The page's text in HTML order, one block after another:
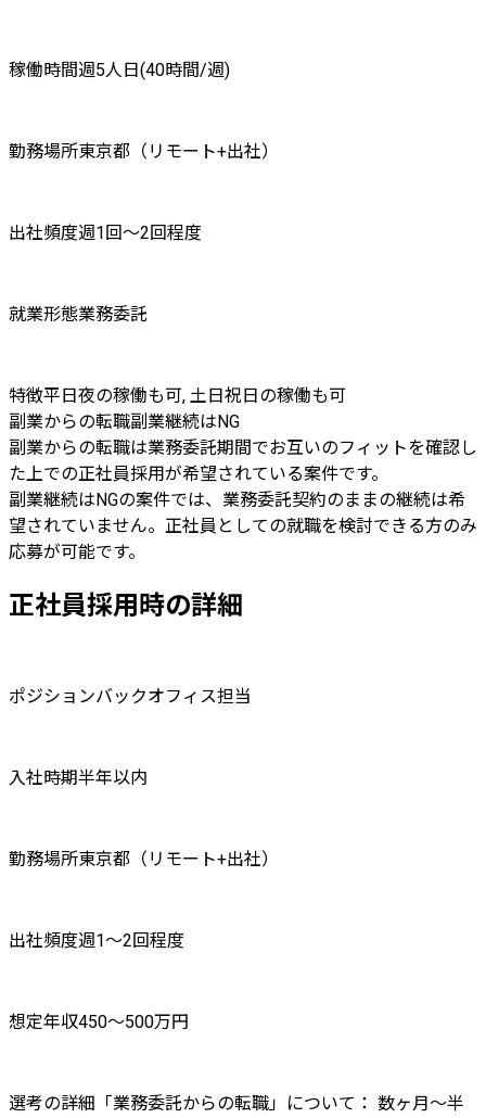
稼働時間週5人日(40時間/週)
勤務場所東京都（リモート+出社）
出社頻度週1回～2回程度
就業形態業務委託
特徴平日夜の稼働も可, 土日祝日の稼働も可
副業からの転職副業継続はNG
副業からの転職は業務委託期間でお互いのフィットを確認し
た上での正社員採用が希望されている案件です。
副業継続はNGの案件では、業務委託契約のままの継続は希
望されていません。正社員としての就職を検討できる方のみ
応募が可能です。
正社員採用時の詳細
ポジションバックオフィス担当
入社時期半年以内
勤務場所東京都（リモート+出社）
出社頻度週1～2回程度
想定年収450〜500万円
選考の詳細
「業務委託からの転職」について： 数ヶ月〜半